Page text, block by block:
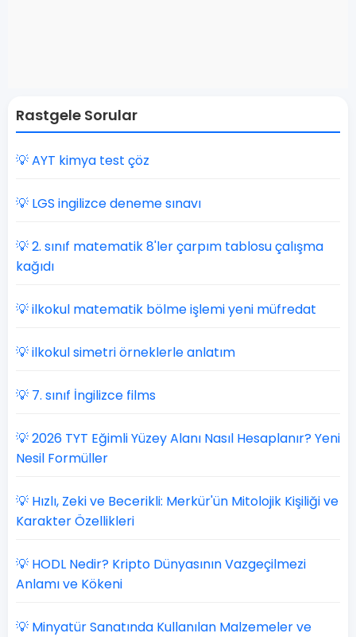
Rastgele Sorular
💡 AYT kimya test çöz
💡 LGS ingilizce deneme sınavı
💡 2. sınıf matematik 8'ler çarpım tablosu çalışma
kağıdı
💡 ilkokul matematik bölme işlemi yeni müfredat
💡 ilkokul simetri örneklerle anlatım
💡 7. sınıf İngilizce films
💡 2026 TYT Eğimli Yüzey Alanı Nasıl Hesaplanır? Yeni
Nesil Formüller
💡 Hızlı, Zeki ve Becerikli: Merkür'ün Mitolojik Kişiliği ve
Karakter Özellikleri
💡 HODL Nedir? Kripto Dünyasının Vazgeçilmezi
Anlamı ve Kökeni
💡 Minyatür Sanatında Kullanılan Malzemeler ve